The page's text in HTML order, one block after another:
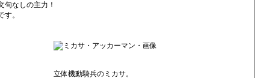
句なしの主力！
。
立体機動騎兵のミカサ。